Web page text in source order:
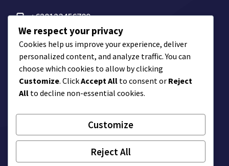
+628123456789
Terms of Service
We respect your privacy
Cookies help us improve your experience, deliver
personalized content, and analyze traffic. You can
choose which cookies to allow by clicking
Customize. ClickAccept All to consent or Reject
All to decline non-essential cookies.
Customize
Reject All